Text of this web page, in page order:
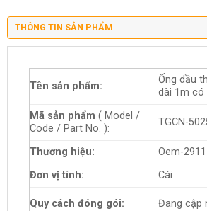
THÔNG TIN SẢN PHẨM
Tên sản phẩm:
Ống dầu
dài 1m có
Mã sản phẩm ( Model /
Code / Part No. ):
TGCN-
Thương hiệu:
Oem-2911
Đơn vị tính:
Cái
Quy cách đóng gói: Đang cập